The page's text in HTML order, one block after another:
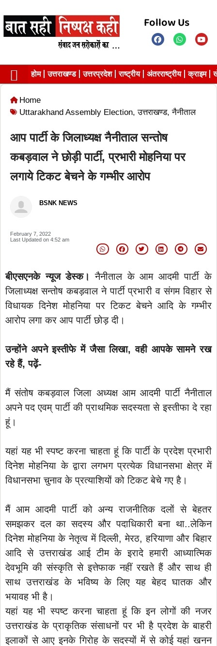
Follow Us
होम उत्तराखण्ड उत्तरप्रदेश राष्ट्रीय अंतरराष्ट्रीय क्राइम
Home
Uttarakhand Assembly Election,उत्तराखण्ड,नैनीताल
आप पार्टी के जिलाध्यक्ष नैनीताल सन्तोष
कबड़वाल ने छोड़ी पार्टी, प्रभारी मोहनिया पर
लगाये टिकट बेचने के गम्भीर आरोप
BSNK NEWS
February 7, 2022
Last Updated on 4:52 am
बीएसएनके न्यूज डेस्क। नैनीताल के आम आदमी पार्टी के
जिलाध्यक्ष सन्तोष कबड़वाल ने पार्टी प्रभारी व संगम विहार से
विधायक दिनेश मोहनिया पर टिकट बेचने आदि के गम्भीर
आरोप लगा कर आप पार्टी छोड़ दी।
उन्होंने अपने इस्तीफे में जैसा लिखा, वही आपके सामने रख
रहे हैं, पढ़ें-
मैं संतोष कबड़वाल जिला अध्यक्ष आम आदमी पार्टी नैनीताल
अपने पद एवम् पार्टी की प्राथमिक सदस्यता से इस्तीफा दे रहा
हूं।
यहां यह भी स्पष्ट करना चाहता हूं कि पार्टी के प्रदेश प्रभारी
दिनेश मोहनिया के द्वारा लगभग प्रत्येक विधानसभा क्षेत्र में
विधानसभा चुनाव के प्रत्याशियों को टिकट बेचे गए है।
मैं आम आदमी पार्टी को अन्य राजनीतिक दलों से बेहतर
समझकर दल का सदस्य और पदाधिकारी बना था..लेकिन
दिनेश मोहनिया के नेतृत्व में दिल्ली, मेरठ, हरियाणा और बिहार
आदि से उत्तराखंड आई टीम के इरादे हमारी आध्यात्मिक
देवभूमि की संस्कृति से इत्तेफाक नहीं रखते हैं और साथ ही
साथ उत्तराखंड के भविष्य के लिए यह बेहद घातक और
भयावह भी है।
यहां यह भी स्पष्ट करना चाहता हूं कि इन लोगों की नजर
उत्तराखंड के प्राकृतिक संसाधनों पर भी है प्रदेश के बाहरी
इलाकों से आए इनके गिरोह के सदस्यों में से कोई यहां खनन